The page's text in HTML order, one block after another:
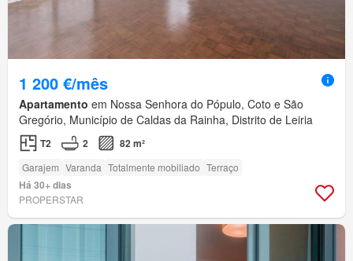
1 200 €/mês
Apartamento em Nossa Senhora do Pópulo, Coto e São
Gregório, Município de Caldas da Rainha, Distrito de Leiria
T2 2 82 m²
Garajem Varanda Totalmente mobiliado Terraço
Há 30+ dias
PROPERSTAR